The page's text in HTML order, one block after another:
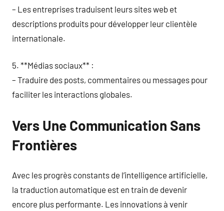
– Les entreprises traduisent leurs sites web et
descriptions produits pour développer leur clientèle
internationale.
5. **Médias sociaux** :
– Traduire des posts, commentaires ou messages pour
faciliter les interactions globales.
Vers Une Communication Sans
Frontières
Avec les progrès constants de l’intelligence artificielle,
la traduction automatique est en train de devenir
encore plus performante. Les innovations à venir